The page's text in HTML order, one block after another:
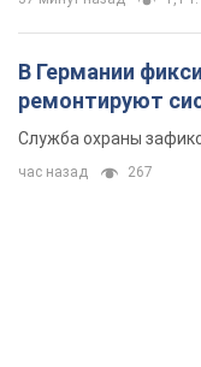
В Германии
ремонтируют
Служба охраны
час назад 267